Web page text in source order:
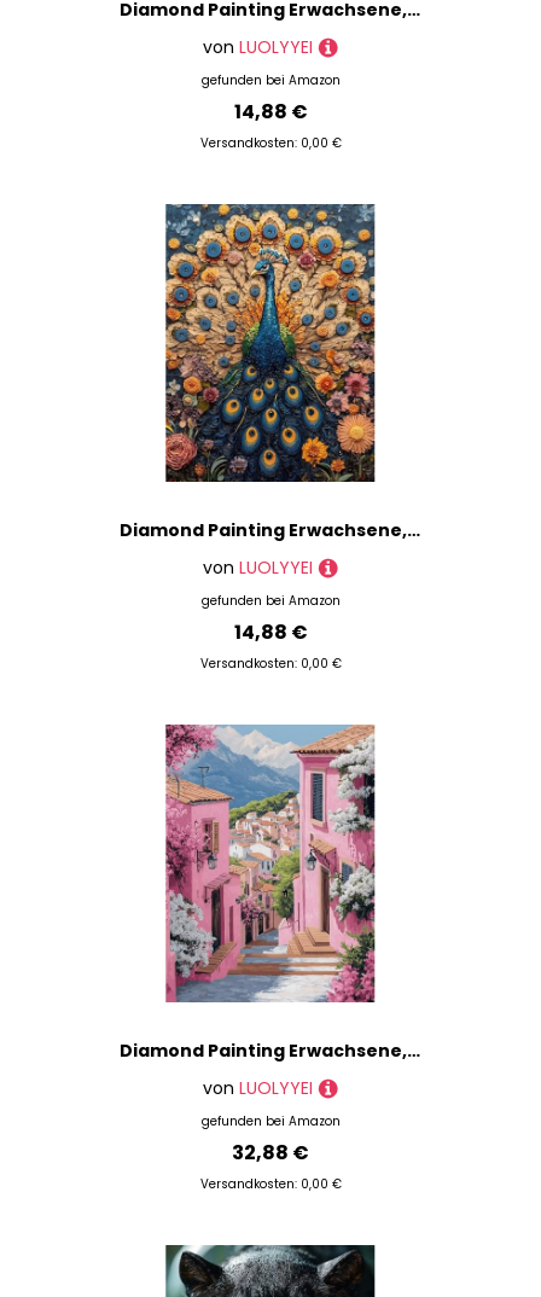
Diamond Painting Erwachsene, Diamond Painting Strand Crystal Art Baum Muster 5D DIY Diamant Malerei Cross Stitch Stickerei Basteln Erwachsene Set für Deko Wohnzimmer, Geschenke 30x40 cm -ly2508281
von LUOLYYEI
gefunden bei Amazon
14,88 €
Versandkosten: 0,00 €
Diamond Painting Erwachsene, Diamond Painting Pfau Crystal Art Tier Muster 5D DIY Diamant Malerei Cross Stitch Stickerei Basteln Erwachsene Set für Deko Wohnzimmer, Geschenke 30×40cm -ly2508242
von LUOLYYEI
gefunden bei Amazon
14,88 €
Versandkosten: 0,00 €
Diamond Painting Erwachsene, Diamond Painting Stadt Crystal Art Blume Muster 5D DIY Diamant Malerei Cross Stitch Stickerei Basteln Erwachsene Set für Deko Wohnzimmer, Geschenke 60×80cm -ly25082KR
von LUOLYYEI
gefunden bei Amazon
32,88 €
Versandkosten: 0,00 €